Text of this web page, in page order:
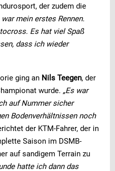
der zudem die
war mein erstes Rennen.
Es hat viel Spaß
dass ich wieder
ging an Nils Teegen, der
wurde. „Es war
auf Nummer sicher
Bodenverhältnissen noch
der KTM-Fahrer, der in
Saison im DSMB-
auf sandigem Terrain zu
hatte ich dann das